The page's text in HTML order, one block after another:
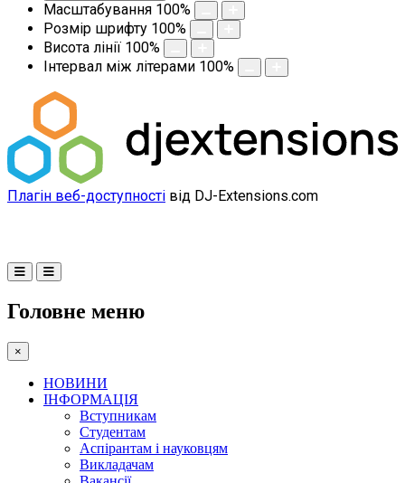
Масштабування 100%
Розмір шрифту 100%
Висота лінії 100%
Інтервал між літерами 100%
Плагін веб-доступності від DJ-Extensions.com
Головне меню
×
НОВИНИ
ІНФОРМАЦІЯ
Вступникам
Студентам
Аспірантам і науковцям
Викладачам